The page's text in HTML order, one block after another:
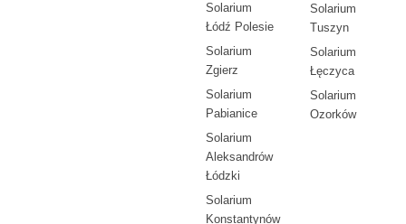
Solarium
Łódź Polesie
Solarium
Zgierz
Solarium
Pabianice
Solarium
Aleksandrów
Łódzki
Solarium
Konstantynów
Solarium
Tuszyn
Solarium
Łęczyca
Solarium
Ozorków